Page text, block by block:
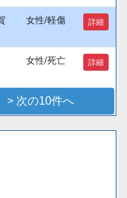
女性/軽傷 詳細
女性/死亡 詳細
> 次の10件へ